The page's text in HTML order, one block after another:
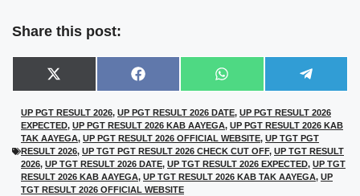
Share this post:
Share
on
X
(
w
i
t
t
e
r
)
Share
on
F
a
e
b
o
o
k
Share
on
W
h
t
s
A
p
p
Share
on
e
e
g
r
a
m
UP PGT RESULT 2026, UP PGT RESULT 2026 DATE, UP PGT RESULT 2026
EXPECTED, UP PGT RESULT 2026 KAB AAYEGA, UP PGT RESULT 2026 KAB
TAK AAYEGA, UP PGT RESULT 2026 OFFICIAL WEBSITE, UP TGT PGT
RESULT 2026, UP TGT PGT RESULT 2026 CHECK CUT OFF, UP TGT RESULT
2026, UP TGT RESULT 2026 DATE, UP TGT RESULT 2026 EXPECTED, UP TGT
RESULT 2026 KAB AAYEGA, UP TGT RESULT 2026 KAB TAK AAYEGA, UP
TGT RESULT 2026 OFFICIAL WEBSITE